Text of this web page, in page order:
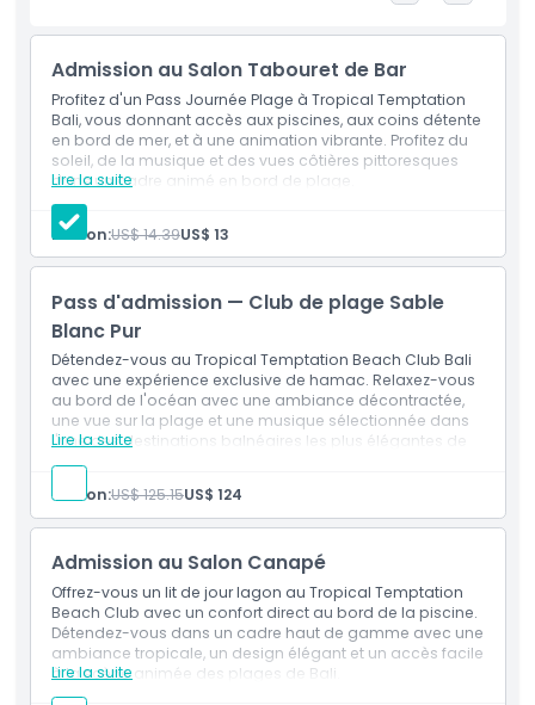
beach club day pass delivers luxury, comfort, and non stop
tropical vibes. Located just minutes from Kuta’s vibrant
shopping and dining districts, Tropical Temptation Beach
Club is the go to destination for sunseekers and partygoers
alike. Book your TT Beach Club Pass now to guarantee the
best rate and unlock an unforgettable island getaway.
Points forts
Inclus
Politique enfant/adulte
Exclus
Heures d'ouverture
À savoir
Emplacement
Admission au Salon Tabouret de Bar
Profitez d'un Pass Journée Plage à Tropical Temptation
Bali, vous donnant accès aux piscines, aux coins détente
en bord de mer, et à une animation vibrante. Profitez du
soleil, de la musique et des vues côtières pittoresques
dans un cadre animé en bord de plage.
Lire la suite
Inclusões
Entrée au club
Accès à la piscine
Accès à la plage
Person:US$ 14.39US$ 13
Pass d'admission — Club de plage Sable
Blanc Pur
Détendez-vous au Tropical Temptation Beach Club Bali
avec une expérience exclusive de hamac. Relaxez-vous
au bord de l'océan avec une ambiance décontractée,
une vue sur la plage et une musique sélectionnée dans
l'une des destinations balnéaires les plus élégantes de
Bali.
Lire la suite
Accès au hamac
Entrée au club de plage
Person:US$ 125.15US$ 124
Admission au Salon Canapé
Offrez-vous un lit de jour lagon au Tropical Temptation
Beach Club avec un confort direct au bord de la piscine.
Détendez-vous dans un cadre haut de gamme avec une
ambiance tropicale, un design élégant et un accès facile
à la scène animée des plages de Bali.
Lire la suite
Inclusões